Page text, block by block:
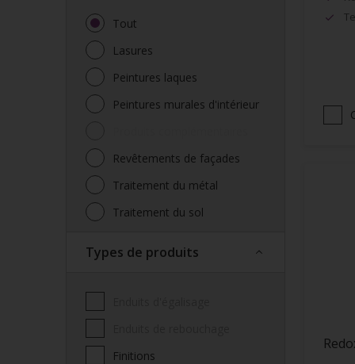
Tout
Lasures
Peintures laques
Peintures murales d'intérieur
Revêtements de façades
Traitement du métal
Traitement du sol
Types de produits
Finitions